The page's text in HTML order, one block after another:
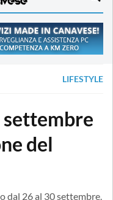
LIFESTYLE
settembre
del
dal 26 al 30 settembre.